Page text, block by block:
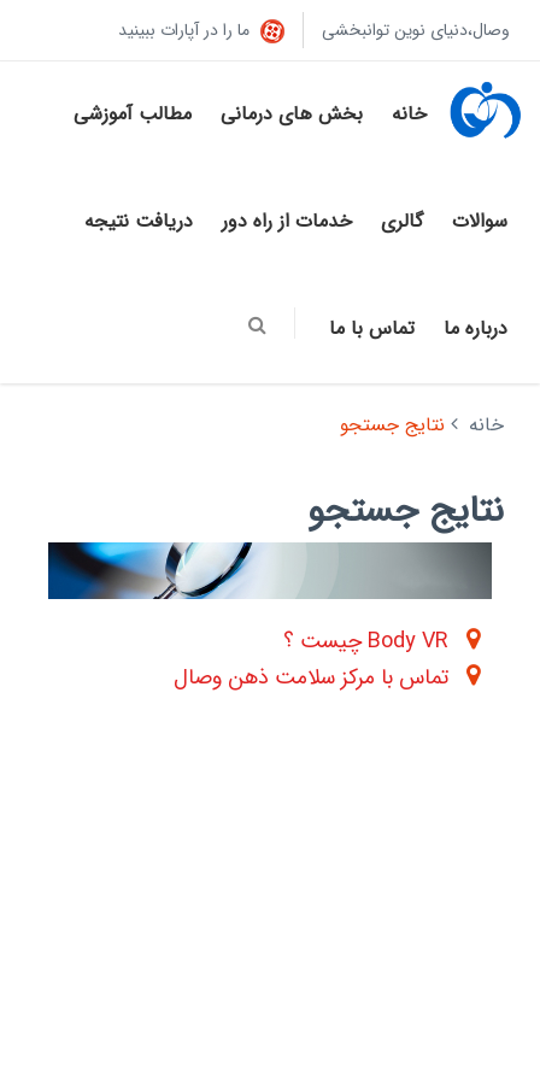
وصال،دنیای نوین توانبخشی ما را در آپارات ببینید
خانه بخش های درمانی مطالب آموزشی
سوالات گالری خدمات از راه دور دریافت نتیجه
درباره ما تماس با ما
خانه نتایج جستجو
نتایج جستجو
Body VR چیست ؟
تماس با مرکز سلامت ذهن وصال